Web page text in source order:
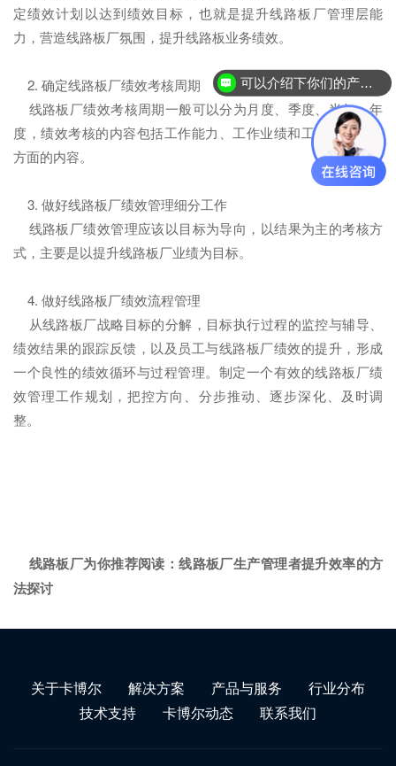
定绩效计划以达到绩效目标，也就是提升线路板厂管理层能
力，营造线路板厂氛围，提升线路板业务绩效。
2. 确定线路板厂绩效考核周期
线路板厂绩效考核周期一般可以分为月度、季度、半年，年
度，绩效考核的内容包括工作能力、工作业绩和工作态度等等
方面的内容。
3. 做好线路板厂绩效管理细分工作
线路板厂绩效管理应该以目标为导向，以结果为主的考核方
式，主要是以提升线路板厂业绩为目标。
4. 做好线路板厂绩效流程管理
从线路板厂战略目标的分解，目标执行过程的监控与辅导、
绩效结果的跟踪反馈，以及员工与线路板厂绩效的提升，形成
一个良性的绩效循环与过程管理。制定一个有效的线路板厂绩
效管理工作规划，把控方向、分步推动、逐步深化、及时调
整。
线路板厂为你推荐阅读：线路板厂生产管理者提升效率的方
法探讨
关于卡博尔 解决方案 产品与服务
行业分布
技术支持
卡博尔动态 联系我们
可以介绍下你们的产品么？